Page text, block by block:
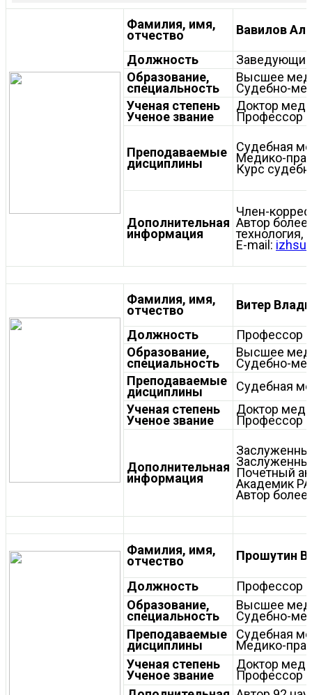
Фамилия, имя,
отчество Вавилов
Должность
Образование,
специальность
Высшее
Судебно-
Ученая степень
Ученое звание
Доктор
Профессор
Преподаваемые
дисциплины
Судебная
Медико-
Курс
Дополнительная
информация
Член-
Автор более
технология,
E-mail:
Фамилия, имя,
отчество Витер
Должность
Профессор
Образование,
специальность
Высшее
Судебно-
Преподаваемые
дисциплины
Судебная
Ученая степень
Ученое звание
Доктор
Профессор
Дополнительная
информация Почетный
Академик
Автор более
Фамилия, имя,
отчество Прошутин
Должность
Профессор
Образование,
специальность
Высшее
Судебно-
Преподаваемые
дисциплины
Судебная
Медико-
Ученая степень
Ученое звание
Доктор
Профессор